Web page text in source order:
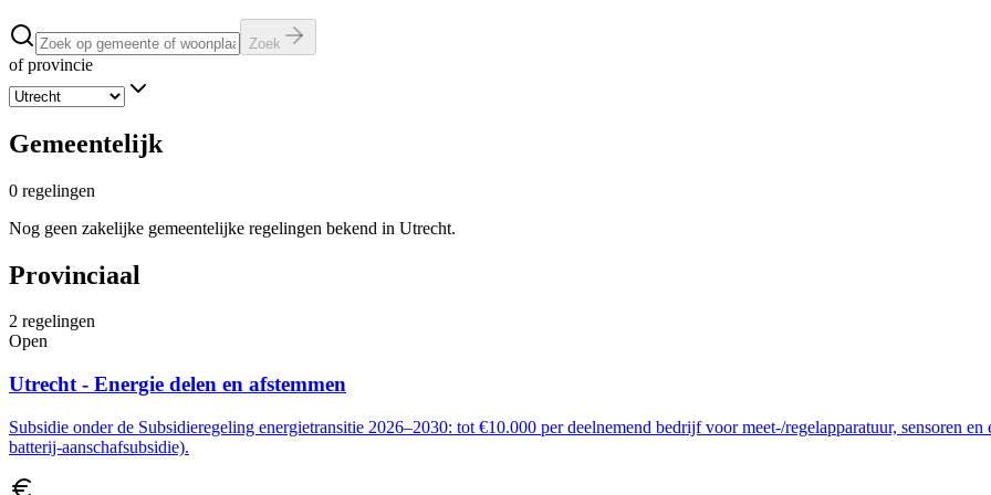
Zoek
of provincie
Gemeentelijk
0 regelingen
Nog geen zakelijke gemeentelijke regelingen bekend in Utrecht.
Provinciaal
2 regelingen
Open
Utrecht - Energie delen en afstemmen
Subsidie onder de Subsidieregeling energietransitie 2026–2030: tot €10.000 per deelnemend bedrijf voor meet-/regelapparatuur, sensoren
batterij-aanschafsubsidie).